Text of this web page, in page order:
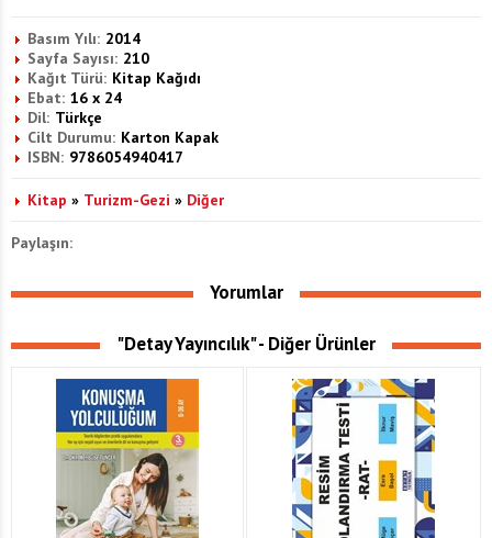
Basım Yılı: 2014
Sayfa Sayısı: 210
Kağıt Türü: Kitap Kağıdı
Ebat: 16 x 24
Dil: Türkçe
Cilt Durumu: Karton Kapak
ISBN: 9786054940417
Kitap » Turizm-Gezi » Diğer
Paylaşın:
Yorumlar
"Detay Yayıncılık" - Diğer Ürünler